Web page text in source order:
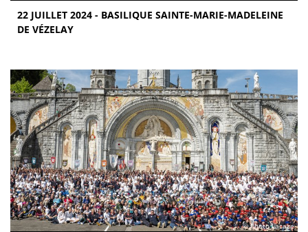
22 JUILLET 2024 - BASILIQUE SAINTE-MARIE-MADELEINE
DE VÉZELAY
© Photo Lacaze